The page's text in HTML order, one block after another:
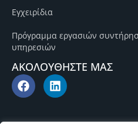
Εγχειρίδια
Πρόγραμμα εργασιών
υπηρεσιών
ΑΚΟΛΟΥΘΗΣΤΕ ΜΑΣ